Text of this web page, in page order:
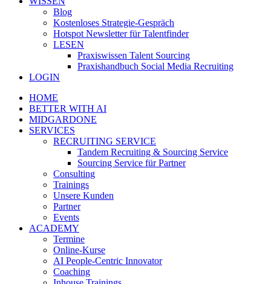
Blog
Kostenloses Strategie-Gespräch
Hotspot Newsletter für Talentfinder
LESEN
Praxiswissen Talent Sourcing
Praxishandbuch Social Media Recruiting
LOGIN
HOME
BETTER WITH AI
MIDGARDONE
SERVICES
RECRUITING SERVICE
Tandem Recruiting & Sourcing Service
Sourcing Service für Partner
Consulting
Trainings
Unsere Kunden
Partner
Events
ACADEMY
Termine
Online-Kurse
AI People-Centric Innovator
Coaching